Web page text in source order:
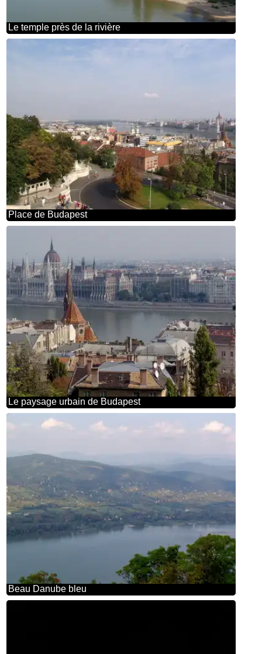
Le temple près de la rivière
Place de Budapest
Le paysage urbain de Budapest
Beau Danube bleu